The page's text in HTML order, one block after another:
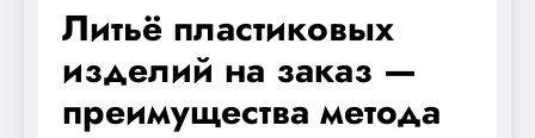
Литьё пластиковых
изделий на заказ —
преимущества метода